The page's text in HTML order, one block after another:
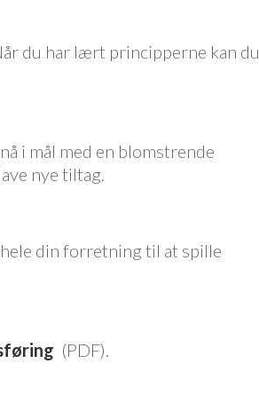
du har lært principperne kan du
i mål med en blomstrende
nye tiltag.
din forretning til at spille
(PDF).